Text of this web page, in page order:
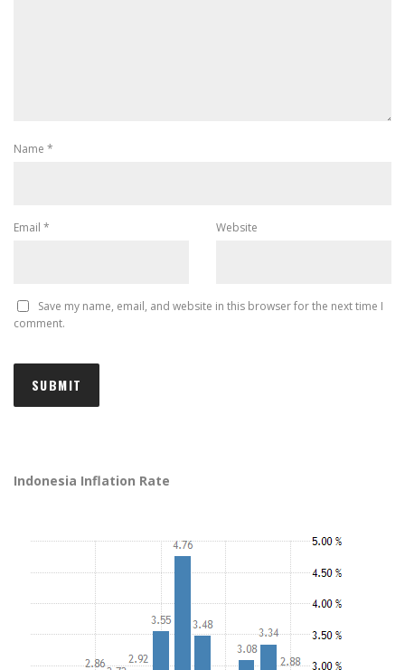
Name *
Email * Website
Save my name, email, and website in this browser for the next time I
comment.
Indonesia Inflation Rate